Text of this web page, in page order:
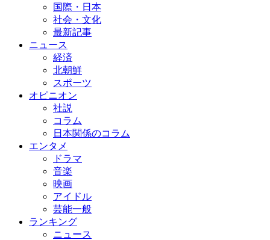
国際・日本
社会・文化
最新記事
ニュース
経済
北朝鮮
スポーツ
オピニオン
社説
コラム
日本関係のコラム
エンタメ
ドラマ
音楽
映画
アイドル
芸能一般
ランキング
ニュース